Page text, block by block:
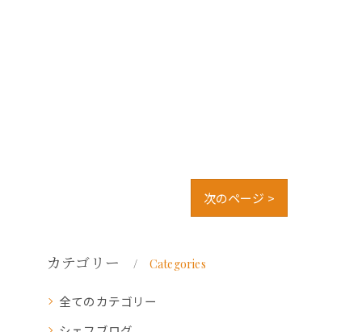
次のページ >
カテゴリー Categories
全てのカテゴリー